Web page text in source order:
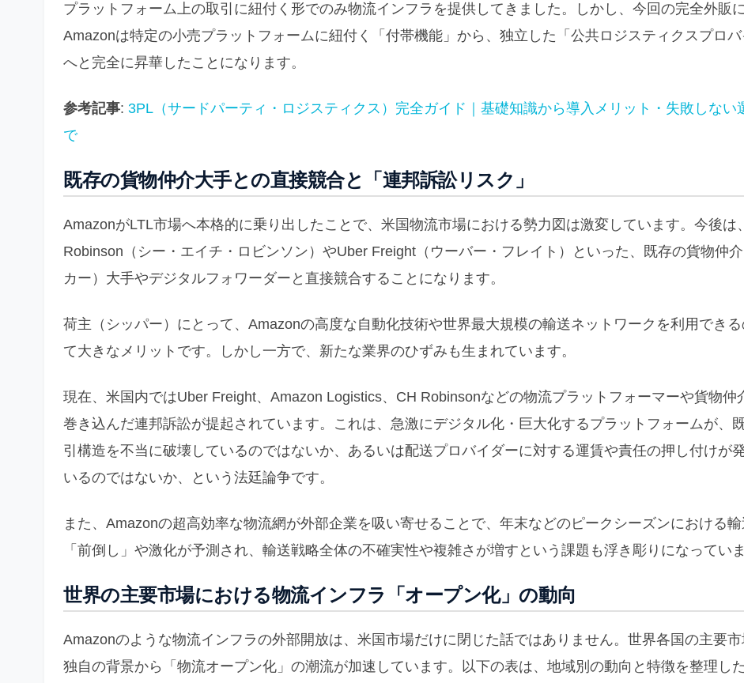
プラットフォーム上の取引に紐付く形でのみ物流インフラを提供してきました。しかし、今回の完全外販に
Amazonは特定の小売プラットフォームに紐付く「付帯機能」から、独立した「公共ロジスティクスプロバ
へと完全に昇華したことになります。
参考記事: 3PL（サードパーティ・ロジスティクス）完全ガイド｜基礎知識から導入メリット・失敗しない
で
既存の貨物仲介大手との直接競合と「連邦訴訟リスク」
AmazonがLTL市場へ本格的に乗り出したことで、米国物流市場における勢力図は激変しています。今後は
Robinson（シー・エイチ・ロビンソン）やUber Freight（ウーバー・フレイト）といった、既存の貨物仲
カー）大手やデジタルフォワーダーと直接競合することになります。
荷主（シッパー）にとって、Amazonの高度な自動化技術や世界最大規模の輸送ネットワークを利用でき
て大きなメリットです。しかし一方で、新たな業界のひずみも生まれています。
現在、米国内ではUber Freight、Amazon Logistics、CH Robinsonなどの物流プラットフォーマーや貨物仲
巻き込んだ連邦訴訟が提起されています。これは、急激にデジタル化・巨大化するプラットフォームが、
引構造を不当に破壊しているのではないか、あるいは配送プロバイダーに対する運賃や責任の押し付けが
いるのではないか、という法廷論争です。
また、Amazonの超高効率な物流網が外部企業を吸い寄せることで、年末などのピークシーズンにおける
「前倒し」や激化が予測され、輸送戦略全体の不確実性や複雑さが増すという課題も浮き彫りになっていま
世界の主要市場における物流インフラ「オープン化」の動向
Amazonのような物流インフラの外部開放は、米国市場だけに閉じた話ではありません。世界各国の主要市
独自の背景から「物流オープン化」の潮流が加速しています。以下の表は、地域別の動向と特徴を整理し